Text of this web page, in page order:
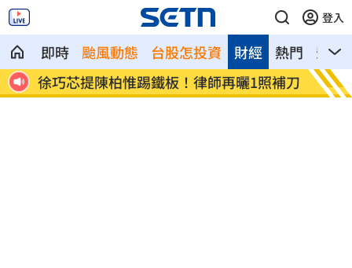
登入
即時 颱風動態 台股怎投資 熱門 影音
財經
刀 看完慈濟內部信失望 他提《靜思語》酸
爆
台玻